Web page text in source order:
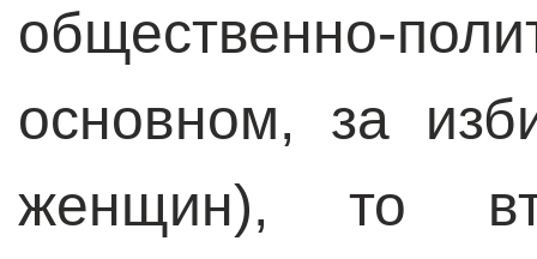
общественно-
основном, за
женщин), то